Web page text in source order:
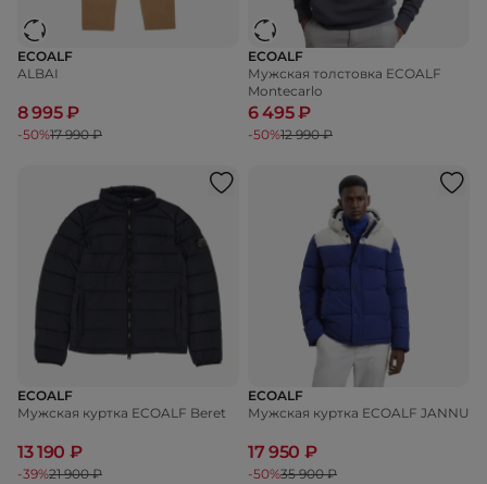
ECOALF
ALBAI
8 995 ₽
-50%17 990 ₽
ECOALF
Мужская толстовка ECOALF
Montecarlo
6 495 ₽
-50%12 990 ₽
ECOALF
Мужская куртка ECOALF Beret
13 190 ₽
-39%21 900 ₽
ECOALF
Мужская куртка ECOALF JANNU
17 950 ₽
-50%35 900 ₽